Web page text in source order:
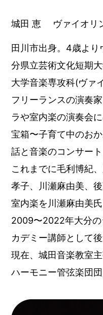
城田 恵 ヴァイオリ
田川市出身。4歳より
分県立芸術文化短期
大学音楽専攻科(ヴァ
フリーランスの演奏
ラや室内楽の演奏会
宝箱〜子育て中のお
話と音楽のコンサー
これまでに毛利博紀
孝子、川瀬麻由美、
室内楽を川瀬麻由美氏
2009〜2022年大分
カデミー講師として
現在、城田音楽教室
ハーモニー管弦楽団団